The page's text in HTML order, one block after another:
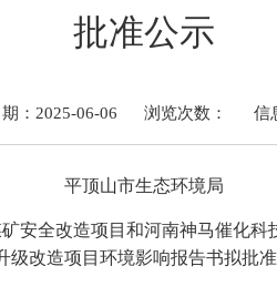
批准公示
：2025-06-06 浏览次数： 信
平顶山市生态环境局
矿安全改造项目和河南神马催化
级改造项目 环境影响报告书拟批